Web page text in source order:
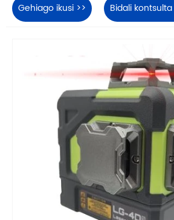
Gehiago ikusi >> Bidali kontsulta